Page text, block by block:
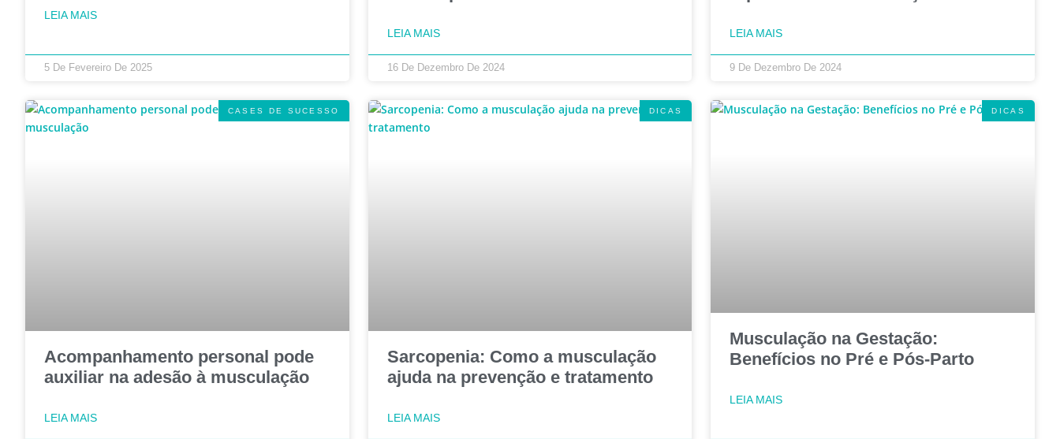
LEIA MAIS
5 De Fevereiro De 2025
LEIA MAIS
16 De Dezembro De 2024
LEIA MAIS
9 De Dezembro De 2024
CASES DE SUCESSO
Acompanhamento personal pode
auxiliar na adesão à musculação
LEIA MAIS
DICAS
Sarcopenia: Como a musculação
ajuda na prevenção e tratamento
LEIA MAIS
DICAS
Musculação na Gestação:
Benefícios no Pré e Pós-Parto
LEIA MAIS